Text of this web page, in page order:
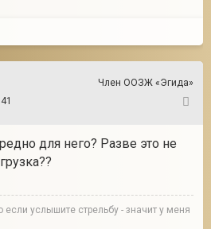
Член ООЗЖ «Эгида»
для него? Разве это не
услышите стрельбу - значит у меня